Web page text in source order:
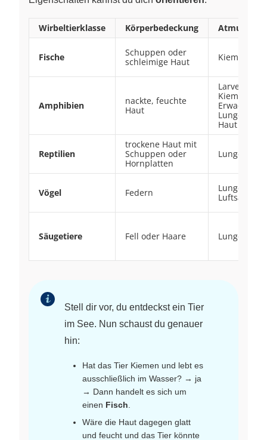
Wirbeltierklasse Körperbedeckung Atmung
Fische
Schuppen oder
schleimige Haut
Kiemen
Amphibien
nackte, feuchte
Haut
Larven:
Kiemen
Lungen und
Haut
Reptilien
trockene Haut mit
Schuppen oder
Hornplatten
Lungen
Vögel Federn
Lungen mit
Luftsäcken
Säugetiere Fell oder Haare Lungen
Stell dir vor, du entdeckst ein Tier
im See. Nun schaust du genauer
hin:
Hat das Tier Kiemen und lebt es
ausschließlich im Wasser? → ja
→ Dann handelt es sich um
einen Fisch
Wäre die Haut dagegen glatt
und feucht und das Tier könnte